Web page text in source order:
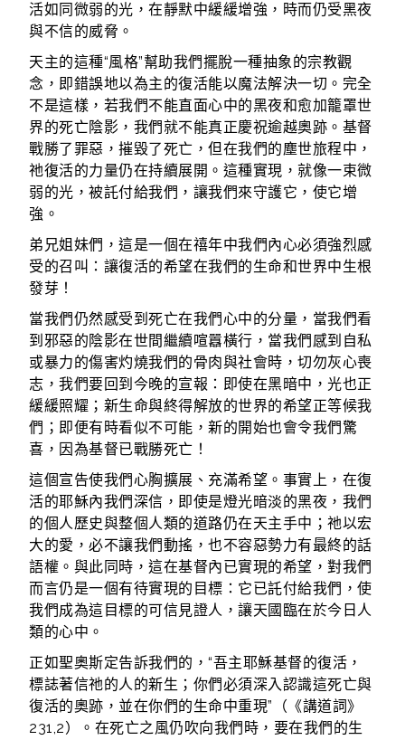
活如同微弱的光，在靜默中緩緩增強，時而仍受黑夜
與不信的威脅。
天主的這種“風格”幫助我們擺脫一種抽象的宗教觀
念，即錯誤地以為主的復活能以魔法解決一切。完全
不是這樣，若我們不能直面心中的黑夜和愈加籠罩世
界的死亡陰影，我們就不能真正慶祝逾越奧跡。基督
戰勝了罪惡，摧毀了死亡，但在我們的塵世旅程中，
祂復活的力量仍在持續展開。這種實現，就像一束微
弱的光，被託付給我們，讓我們來守護它，使它增
強。
弟兄姐妹們，這是一個在禧年中我們內心必須強烈感
受的召叫：讓復活的希望在我們的生命和世界中生根
發芽！
當我們仍然感受到死亡在我們心中的分量，當我們看
到邪惡的陰影在世間繼續喧囂橫行，當我們感到自私
或暴力的傷害灼燒我們的骨肉與社會時，切勿灰心喪
志，我們要回到今晚的宣報：即使在黑暗中，光也正
緩緩照耀；新生命與終得解放的世界的希望正等候我
們；即便有時看似不可能，新的開始也會令我們驚
喜，因為基督已戰勝死亡！
這個宣告使我們心胸擴展、充滿希望。事實上，在復
活的耶穌內我們深信，即使是燈光暗淡的黑夜，我們
的個人歷史與整個人類的道路仍在天主手中；祂以宏
大的愛，必不讓我們動搖，也不容惡勢力有最終的話
語權。與此同時，這在基督內已實現的希望，對我們
而言仍是一個有待實現的目標：它已託付給我們，使
我們成為這目標的可信見證人，讓天國臨在於今日人
類的心中。
正如聖奧斯定告訴我們的，“吾主耶穌基督的復活，
標誌著信祂的人的新生；你們必須深入認識這死亡與
復活的奧跡，並在你們的生命中重現”（《講道詞》
231,2）。在死亡之風仍吹向我們時，要在我們的生